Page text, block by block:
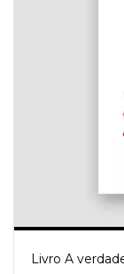
Livro A